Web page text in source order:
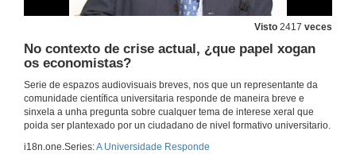
Visto 2417 veces
No contexto de crise actual, ¿que papel xogan
os economistas?
Serie de espazos audiovisuais breves, nos que un representante da
comunidade científica universitaria responde de maneira breve e
sinxela a unha pregunta sobre cualquer tema de interese xeral que
poida ser plantexado por un ciudadano de nivel formativo universitario.
i18n.one.Series:A Universidade Responde